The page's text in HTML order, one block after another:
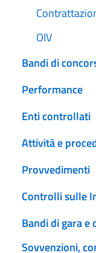
OIV
Bandi di
Performance
Enti controllati
Attività e
Provvedimenti
Controlli sulle
Bandi di gara e
Sovvenzioni,